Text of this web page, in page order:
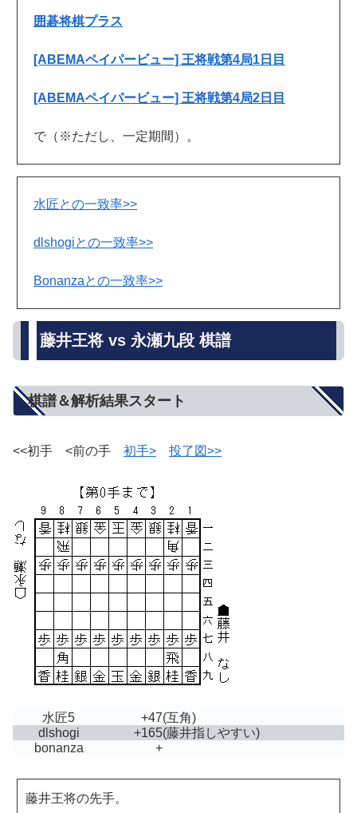
囲碁将棋プラス
[ABEMAペイパービュー] 王将戦第4局1日目
[ABEMAペイパービュー] 王将戦第4局2日目
で（※ただし、一定期間）。
水匠との一致率>>
dlshogiとの一致率>>
Bonanzaとの一致率>>
藤井王将 vs 永瀬九段 棋譜
棋譜＆解析結果スタート
<<初手 <前の手 初手> 投了図>>
水匠5 +47(互角)
dlshogi
+165(藤井指しやすい)
bonanza
+
藤井王将の先手。